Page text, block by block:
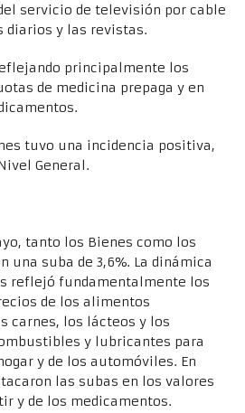
servicio de televisión por cable
diarios y las revistas.
principalmente los
de medicina prepaga y en
tuvo una incidencia positiva,
General.
tanto los Bienes como los
una suba de 3,6%. La dinámica
reflejó fundamentalmente los
de los alimentos
carnes, los lácteos y los
y lubricantes para
y de los automóviles. En
las subas en los valores
y de los medicamentos.